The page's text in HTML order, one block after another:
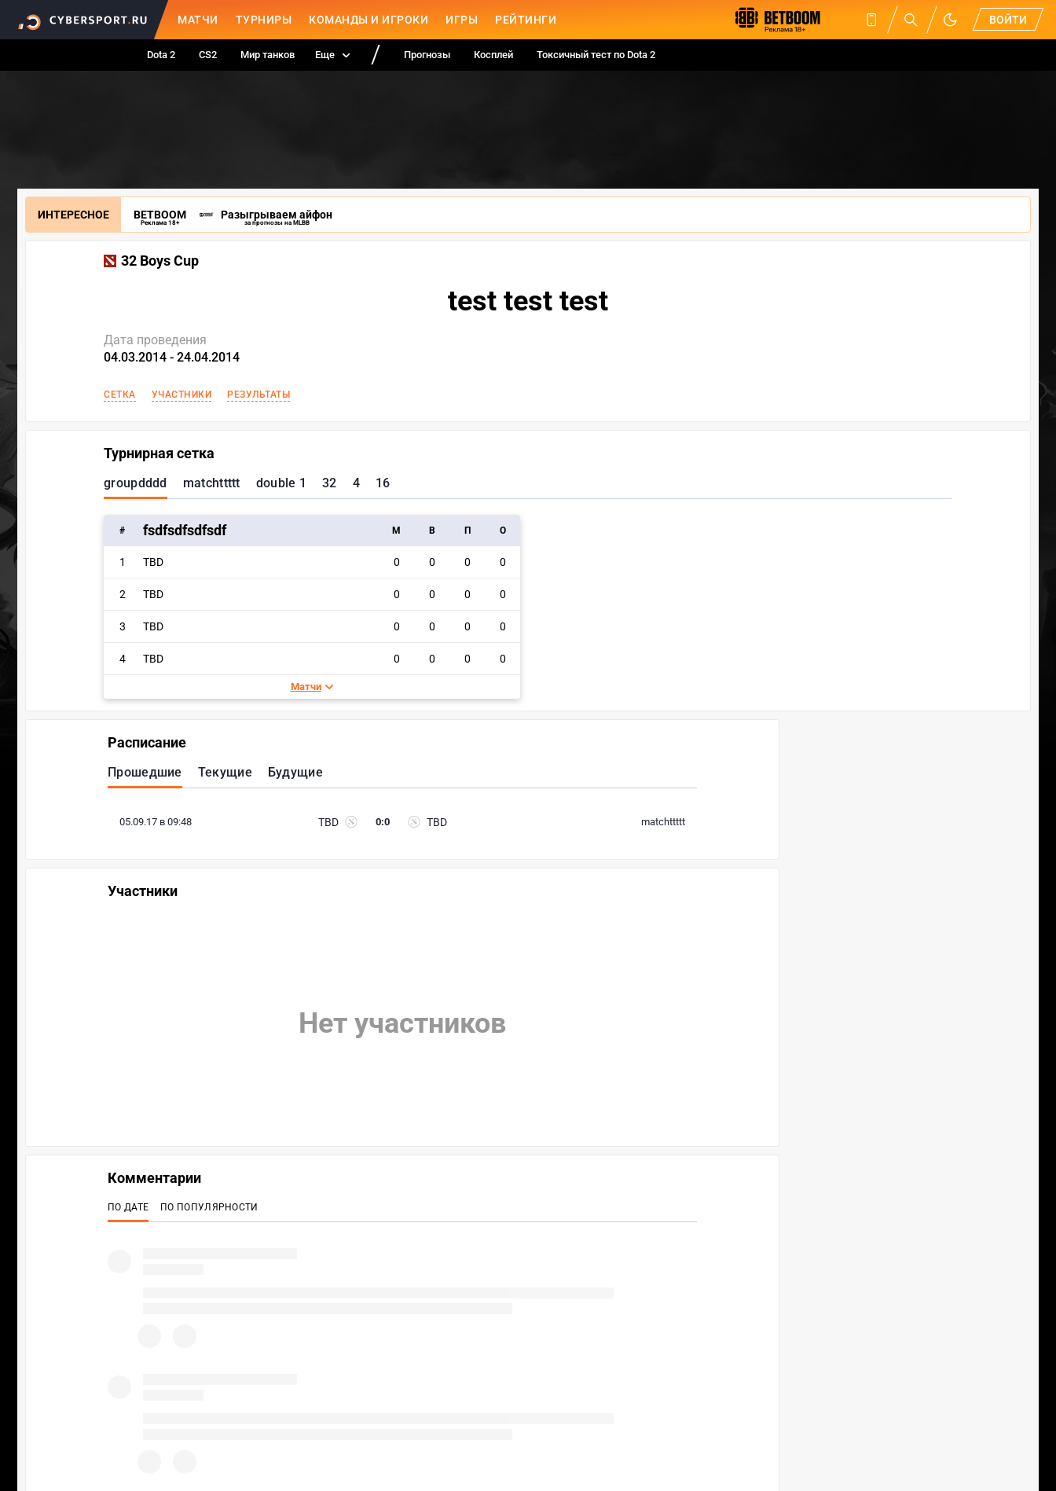
МАТЧИ ТУРНИРЫ КОМАНДЫ И ИГРОКИ ИГРЫ РЕЙТИНГИ ВОЙТИ
Dota 2 CS2 Мир танков Еще Прогнозы Косплей Токсичный тест по Dota 2
ИНТЕРЕСНОЕ BETBOOM
Реклама 18+
Разыгрываем айфон
за прогнозы на MLBB
32 Boys Cup
test test test
Дата проведения
04.03.2014 - 24.04.2014
СЕТКА УЧАСТНИКИ РЕЗУЛЬТАТЫ
Турнирная сетка
groupdddd matchttttt double 1 32 4 16
# fsdfsdfsdfsdf M В П О
1 TBD 0 0 0 0
2 TBD 0 0 0 0
3 TBD 0 0 0 0
4 TBD 0 0 0 0
Матчи
Расписание
Прошедшие Текущие Будущие
05.09.17 в 09:48 TBD TBD
0:0 matchttttt
Участники
Нет участников
Комментарии
ПО ДАТЕ ПО ПОПУЛЯРНОСТИ